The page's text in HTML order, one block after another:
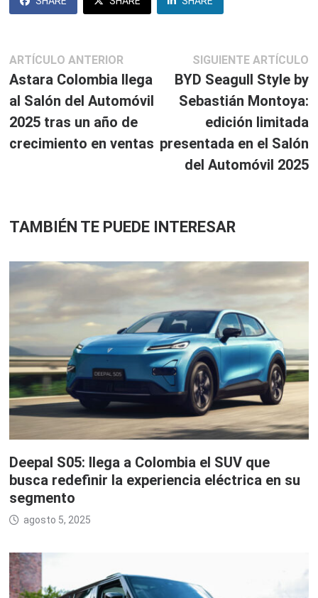
Navegación
de
entradas
ARTÍCULO ANTERIOR
anterior:
Astara Colombia llega
al Salón del Automóvil
2025 tras un año de
crecimiento en ventas
SIGUIENTE ARTÍCULO
BYD Seagull Style by
Sebastián Montoya:
edición limitada
presentada en el Salón
del Automóvil 2025
TAMBIÉN TE PUEDE INTERESAR
Deepal S05: llega a Colombia el SUV que
busca redefinir la experiencia eléctrica en su
segmento
agosto 5, 2025